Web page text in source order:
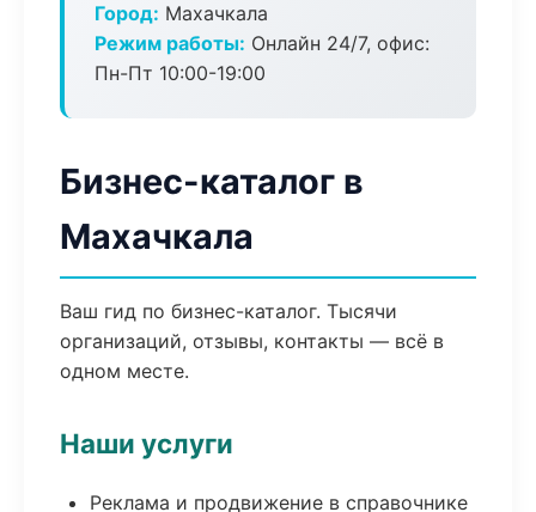
Город: Махачкала
Режим работы: Онлайн 24/7, офис:
Пн-Пт 10:00-19:00
Бизнес-каталог в
Махачкала
Ваш гид по бизнес-каталог. Тысячи
организаций, отзывы, контакты — всё в
одном месте.
Наши услуги
Реклама и продвижение в справочнике